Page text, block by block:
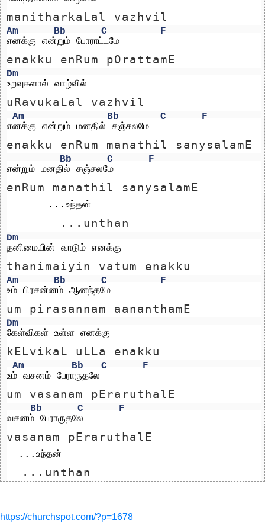
manitharkaLal vazhvil
Am Bb C
F
எனக்கு என்றும் போராட்டமே
enakku enRum pOrattamE
Dm
உறவுகளால் வாழ்வில்
uRavukaLal vazhvil
Am Bb C
F
எனக்கு என்றும் மனதில் சஞ்சலமே
enakku enRum manathil sanysalamE
Bb C
F
என்றும் மனதில்
enRum manathil
       ...உந்தன்
       ...unthan
Dm
தனிமையின் வாடும் எனக்கு
thanimaiyin vatum enakku
Am Bb C
F
உம் பிரசன்னம் ஆனந்தமே
um pirasannam aananthamE
Dm
கேள்விகள் உள்ள எனக்கு
kELvikaL uLLa enakku
Am Bb C
F
உம் வசனம் பேராருதலே
um vasanam pEraruthalE
Bb C
F
வசனம் பேராருதலே
vasanam pEraruthalE
  ...உந்தன்
  ...unthan
https://churchspot.com/?p=1678